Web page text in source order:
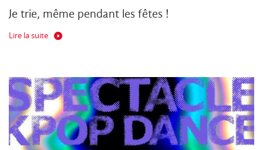
Je trie, même pendant les fêtes !
Lire la suite